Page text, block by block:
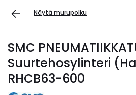
Näytä murupolku
SMC
Suurtehosylinteri
RHCB63-600